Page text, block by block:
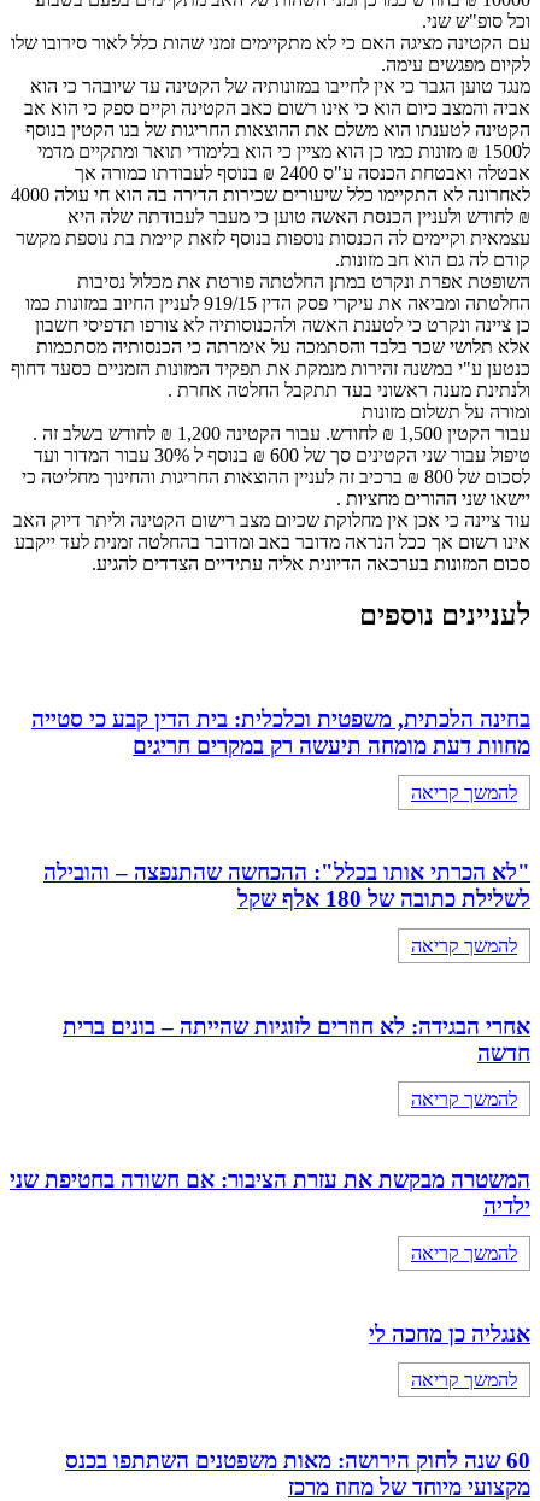
וכל סופ"ש שני.
עם הקטינה מציגה האם כי לא מתקיימים זמני שהות כלל לאור סירובו שלו
לקיום מפגשים עימה.
מנגד טוען הגבר כי אין לחייבו במזונותיה של הקטינה עד שיובהר כי הוא
אביה והמצב כיום הוא כי אינו רשום כאב הקטינה וקיים ספק כי הוא אב
הקטינה לטענתו הוא משלם את ההוצאות החריגות של בנו הקטין בנוסף
ל1500 ₪ מזונות כמו כן הוא מציין כי הוא בלימודי תואר ומתקיים מדמי
אבטלה ואבטחת הכנסה ע"ס 2400 ₪ בנוסף לעבודתו כמורה אך
לאחרונה לא התקיימו כלל שיעורים שכירות הדירה בה הוא חי עולה 4000
₪ לחודש ולעניין הכנסת האשה טוען כי מעבר לעבודתה שלה היא
עצמאית וקיימים לה הכנסות נוספות בנוסף לזאת קיימת בת נוספת מקשר
קודם לה גם הוא חב מזונות.
השופטת אפרת ונקרט במתן החלטתה פורטת את מכלול נסיבות
החלטתה ומביאה את עיקרי פסק הדין 919/15 לעניין החיוב במזונות כמו
כן ציינה ונקרט כי לטענת האשה ולהכנוסותיה לא צורפו תדפיסי חשבון
אלא תלושי שכר בלבד והסתמכה על אימרתה כי הכנסותיה מסתכמות
כנטען ע"י במשנה זהירות מנמקת את תפקיד המזונות הזמניים כסעד דחוף
ולנתינת מענה ראשוני בעד תתקבל החלטה אחרת .
ומורה על תשלום מזונות
עבור הקטין 1,500 ₪ לחודש. עבור הקטינה 1,200 ₪ לחודש בשלב זה .
טיפול עבור שני הקטינים סך של 600 ₪ בנוסף ל 30% עבור המדור ועד
לסכום של 800 ₪ ברכיב זה לעניין ההוצאות החריגות והחינוך מחליטה כי
יישאו שני ההורים מחציות .
עוד ציינה כי אכן אין מחלוקת שכיום מצב רישום הקטינה וליתר דיוק האב
אינו רשום אך ככל הנראה מדובר באב ומדובר בהחלטה זמנית לעד ייקבע
סכום המזונות בערכאה הדיונית אליה עתידיים הצדדים להגיע.
לעניינים נוספים
בחינה הלכתית, משפטית וכלכלית: בית הדין קבע כי סטייה
מחוות דעת מומחה תיעשה רק במקרים חריגים
להמשך קריאה
"לא הכרתי אותו בכלל": ההכחשה שהתנפצה – והובילה
לשלילת כתובה של 180 אלף שקל
להמשך קריאה
אחרי הבגידה: לא חוזרים לזוגיות שהייתה – בונים ברית
חדשה
להמשך קריאה
המשטרה מבקשת את עזרת הציבור: אם חשודה בחטיפת שני
ילדיה
להמשך קריאה
אנגליה כן מחכה לי
להמשך קריאה
60 שנה לחוק הירושה: מאות משפטנים השתתפו בכנס
מקצועי מיוחד של מחוז מרכז